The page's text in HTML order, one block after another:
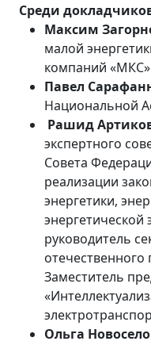
Среди
Максим
малой
компаний «МКС»
Павел
Национальной
Рашид
экспертного
Совета
реализации
энергетики,
энергетической
руководитель
отечественного
Заместитель
Ольга